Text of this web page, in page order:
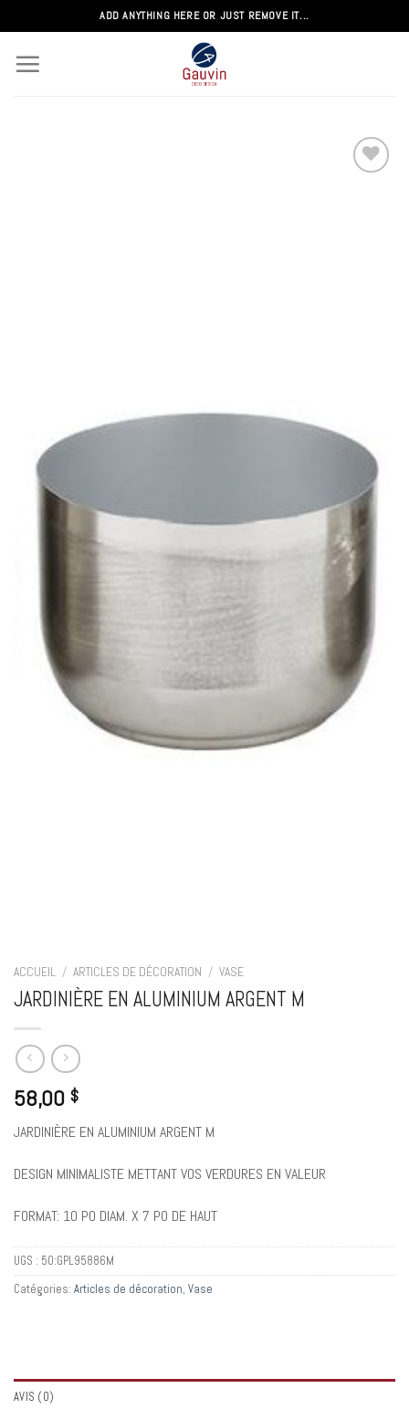
au
contenu
ADD ANYTHING HERE OR JUST REMOVE IT...
ACCUEIL / ARTICLES DE DÉCORATION / VASE
JARDINIÈRE EN ALUMINIUM ARGENT M
58,00 $
JARDINIÈRE EN ALUMINIUM ARGENT M
DESIGN MINIMALISTE METTANT VOS VERDURES EN VALEUR
FORMAT: 10 PO DIAM. X 7 PO DE HAUT
UGS : 50:GPL95886M
Catégories: Articles de décoration, Vase
AVIS (0)